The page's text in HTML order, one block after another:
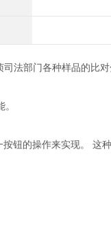
法部门各种样品的比
钮的操作来实现。 这